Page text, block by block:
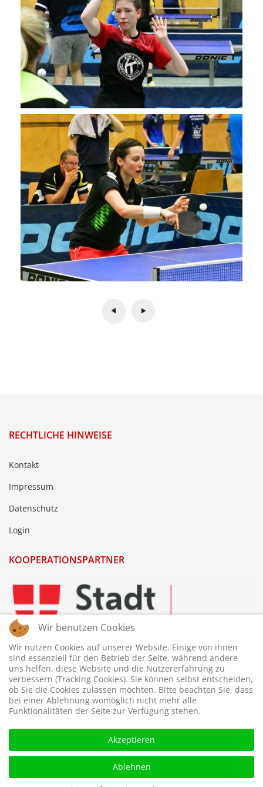
RECHTLICHE HINWEISE
Kontakt
Impressum
Datenschutz
Login
KOOPERATIONSPARTNER
© 2026 © WTTV - Wiener Tischtennis Verband. Gestaltet und
Wir benutzen Cookies
Wir nutzen Cookies auf unserer Website. Einige von ihnen
sind essenziell für den Betrieb der Seite, während andere
uns helfen, diese Website und die Nutzererfahrung zu
verbessern (Tracking Cookies). Sie können selbst entscheiden,
ob Sie die Cookies zulassen möchten. Bitte beachten Sie, dass
bei einer Ablehnung womöglich nicht mehr alle
Funktionalitäten der Seite zur Verfügung stehen.
Akzeptieren
Ablehnen